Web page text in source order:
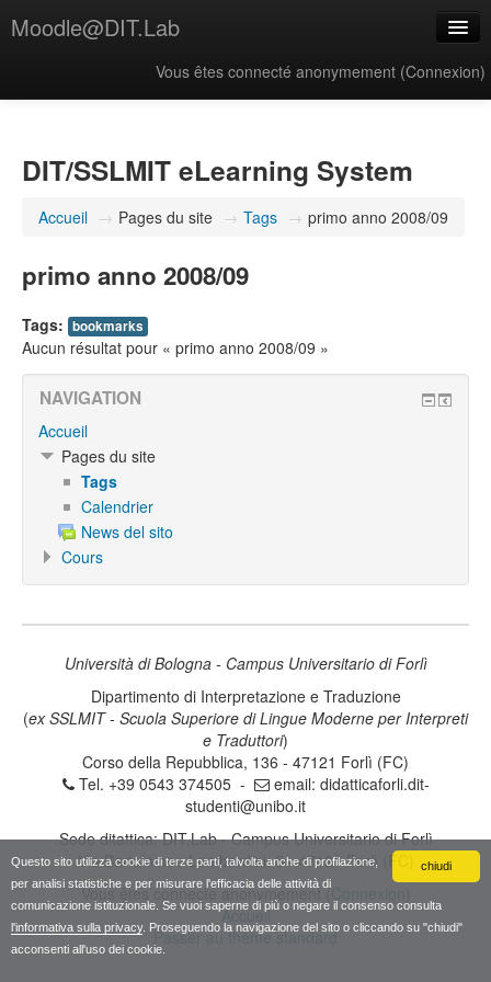
chiudi
Questo sito utilizza cookie di terze parti, talvolta anche di profilazione,
per analisi statistiche e per misurare l'efficacia delle attività di
comunicazione istituzionale. Se vuoi saperne di più o negare il consenso consulta
l'informativa sulla privacy. Proseguendo la navigazione del sito o cliccando su "chiudi"
acconsenti all'uso dei cookie.
Moodle@DIT.Lab
Vous êtes connecté anonymement (Connexion)
DIT/SSLMIT eLearning System
Accueil → Pages du site → Tags → primo anno 2008/09
primo anno 2008/09
Tags: bookmarks
Aucun résultat pour « primo anno 2008/09 »
NAVIGATION
Accueil
Pages du site
Tags
Calendrier
News del sito
Cours
Università di Bologna - Campus Universitario di Forlì
Dipartimento di Interpretazione e Traduzione
(ex SSLMIT - Scuola Superiore di Lingue Moderne per Interpreti
e Traduttori)
Corso della Repubblica, 136 - 47121 Forlì (FC)
Tel. +39 0543 374505 -
email: didatticaforli.dit-
studenti@unibo.it
Sede ditattica: DIT.Lab - Campus Universitario di Forlì
Via Bartolomeo Lombardini, 5 - 47121 Forlì (FC)
Vous êtes connecté anonymement (Connexion
Accueil
Passer au thème standard